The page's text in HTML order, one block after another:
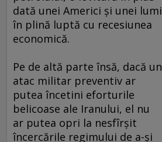
dată unei Americi şi unei lumi
în plină luptă cu recesiunea
economică.
Pe de altă parte însă, dacă un
atac militar preventiv ar
putea încetini eforturile
belicoase ale Iranului, el nu
ar putea opri la nesfîrşit
încercările regimului de a-şi